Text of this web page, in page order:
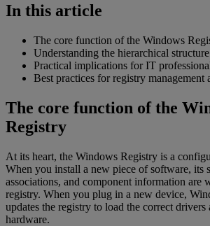
In this article
The core function of the Windows
Understanding the hierarchical
Practical implications for IT
Best practices for registry management
The core function of the
Registry
At its heart, the Windows Registry is a
When you install a new piece of software, its
associations, and component information are
registry. When you plug in a new device,
updates the registry to load the correct
hardware.